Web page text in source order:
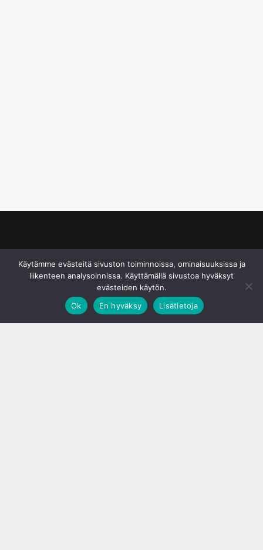
Käytämme evästeitä sivuston toiminnoissa, ominaisuuksissa ja
liikenteen analysoinnissa. Käyttämällä sivustoa hyväksyt
evästeiden käytön.
Ok
En hyväksy Lisätietoja